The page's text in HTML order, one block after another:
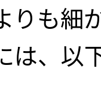
りも細
は、以